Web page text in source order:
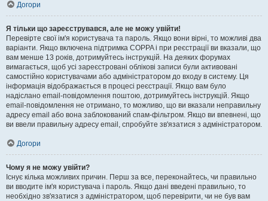
Догори
Я тільки що зареєструвався, але не можу увійти!
Перевірте свої ім'я користувача та пароль. Якщо вони вірні, то можливі два
варіанти. Якщо включена підтримка COPPA і при реєстрації ви вказали, що
вам менше 13 років, дотримуйтесь інструкцій. На деяких форумах
вимагається, щоб усі зареєстровані облікові записи були активовані
самостійно користувачами або адміністратором до входу в систему. Ця
інформація відображається в процесі реєстрації. Якщо вам було
надіслано email-повідомлення поштою, дотримуйтесь інструкцій. Якщо
email-повідомлення не отримано, то можливо, що ви вказали неправильну
адресу email або вона заблокований спам-фільтром. Якщо ви впевнені, що
ви ввели правильну адресу email, спробуйте зв'язатися з адміністратором.
Догори
Чому я не можу увійти?
Існує кілька можливих причин. Перш за все, переконайтесь, чи правильно
ви вводите ім'я користувача і пароль. Якщо дані введені правильно, то
необхідно зв'язатися з адміністратором, щоб перевірити, чи не був вам